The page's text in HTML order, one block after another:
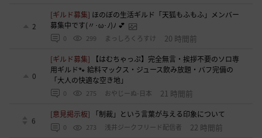
2
[ギルド募集] ほのぼの生活ギルド「天狐もふもふ」メンバー
募集中です(〃･ω･ﾉ)ﾉ 💕
0 299 まっしろくろすけ 20 時間前
0
[ギルド募集]
【はむちゃっぷ】完全無言・挨拶不要のソロ専
用ギルド🐾 給料マックス・ジュース飲み放題・バフ完備の
「大人の快適な空き地」
0 275 おやじーぬ-日本 21 時間前
6
[意見掲示板] 「制裁」という言葉が与える印象について
0 273 浅井ジークフリード配信者 22 時間前